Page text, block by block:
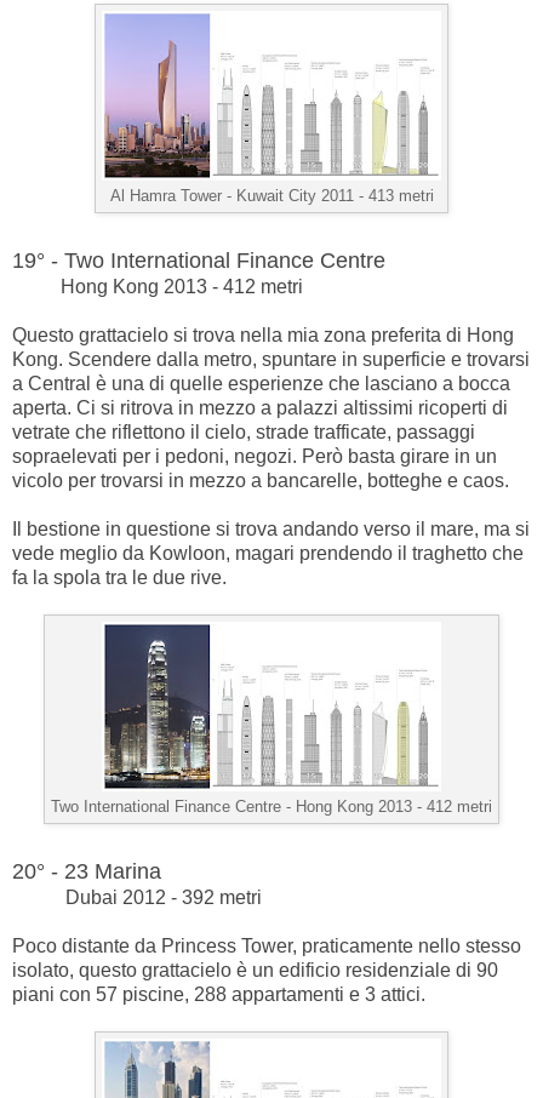
Al Hamra Tower - Kuwait City 2011 - 413 metri
19° - Two International Finance Centre
Hong Kong 2013 - 412 metri
Questo grattacielo si trova nella mia zona preferita di Hong
Kong. Scendere dalla metro, spuntare in superficie e trovarsi
a Central è una di quelle esperienze che lasciano a bocca
aperta. Ci si ritrova in mezzo a palazzi altissimi ricoperti di
vetrate che riflettono il cielo, strade trafficate, passaggi
sopraelevati per i pedoni, negozi. Però basta girare in un
vicolo per trovarsi in mezzo a bancarelle, botteghe e caos.
Il bestione in questione si trova andando verso il mare, ma si
vede meglio da Kowloon, magari prendendo il traghetto che
fa la spola tra le due rive.
Two International Finance Centre - Hong Kong 2013 - 412 metri
20° - 23 Marina
Dubai 2012 - 392 metri
Poco distante da Princess Tower, praticamente nello stesso
isolato, questo grattacielo è un edificio residenziale di 90
piani con 57 piscine, 288 appartamenti e 3 attici.